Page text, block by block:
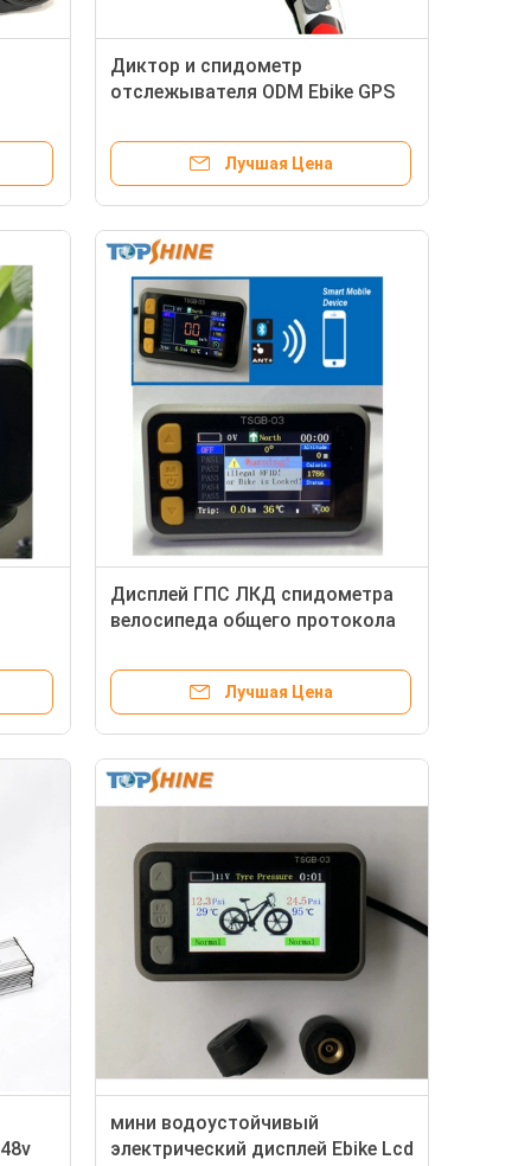
Диктор и спидометр
отслежывателя ODM Ebike GPS
Лучшая Цена
Дисплей ГПС ЛКД спидометра
велосипеда общего протокола
Блуэтоотх РФИД
Лучшая Цена
мини водоустойчивый
электрический дисплей Ebike Lcd